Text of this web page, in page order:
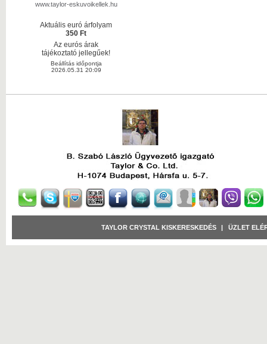
www.taylor-eskuvoikellek.hu
Aktuális euró árfolyam
350 Ft
Az eurós árak
tájékoztató jellegűek!
Beállítás időpontja
2026.05.31 20:09
TAYLOR CRYSTAL KISKERESKEDÉS ÜZLET